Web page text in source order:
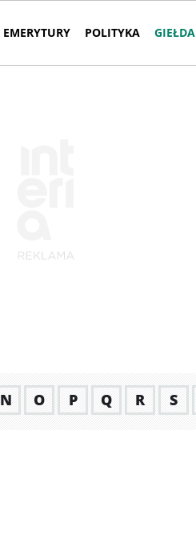
EMERYTURY POLITYKA GIEŁDA
N O P Q R S